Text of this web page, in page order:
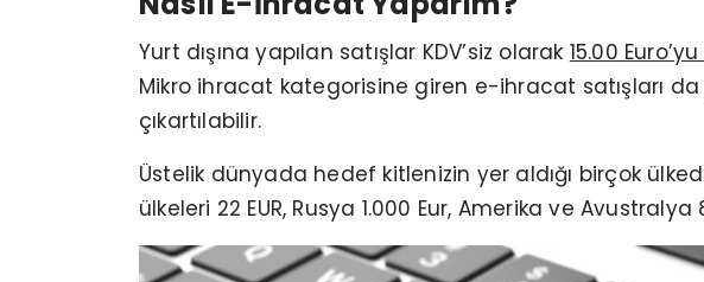
Yurt dışına yapılan satışlar KDV’siz olarak 15.00
Mikro ihracat kategorisine giren e-ihracat satışları da
çıkartılabilir.
Üstelik dünyada hedef kitlenizin yer aldığı birçok
ülkeleri 22 EUR, Rusya 1.000 Eur, Amerika ve